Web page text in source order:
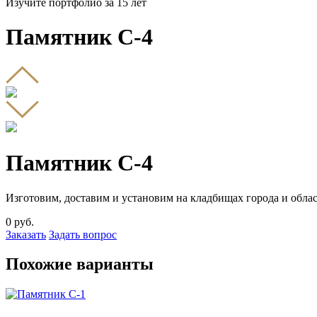
Памятник С-4
Памятник С-4
Изготовим, доставим и установим на кладбищах города и
0 руб.
Заказать Задать вопрос
Похожие варианты